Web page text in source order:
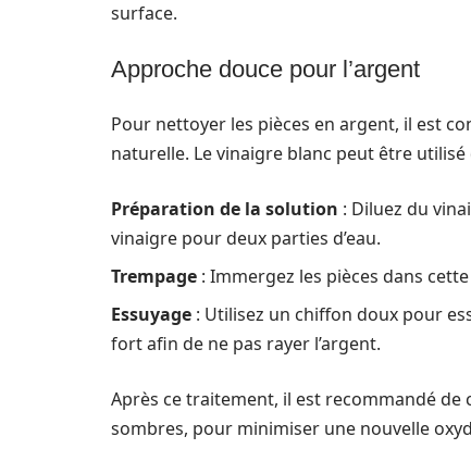
surface.
Approche douce pour l’argent
Pour nettoyer les pièces en argent, il est
naturelle. Le vinaigre blanc peut être utilisé
Préparation de la solution : Diluez du
vinaigre pour deux parties d’eau.
Trempage : Immergez les pièces dans
Essuyage : Utilisez un chiffon doux pour
fort afin de ne pas rayer l’argent.
Après ce traitement, il est recommandé de
sombres, pour minimiser une nouvelle